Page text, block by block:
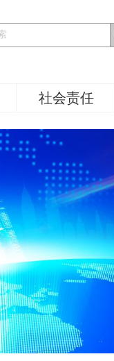
社会责任